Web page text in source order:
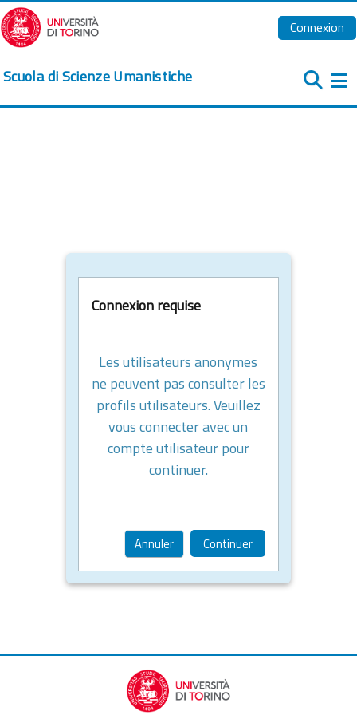
Passer au contenu principal
Connexion
Scuola di Scienze Umanistiche
Connexion requise
Les utilisateurs anonymes
ne peuvent pas consulter les
profils utilisateurs. Veuillez
vous connecter avec un
compte utilisateur pour
continuer.
Annuler Continuer